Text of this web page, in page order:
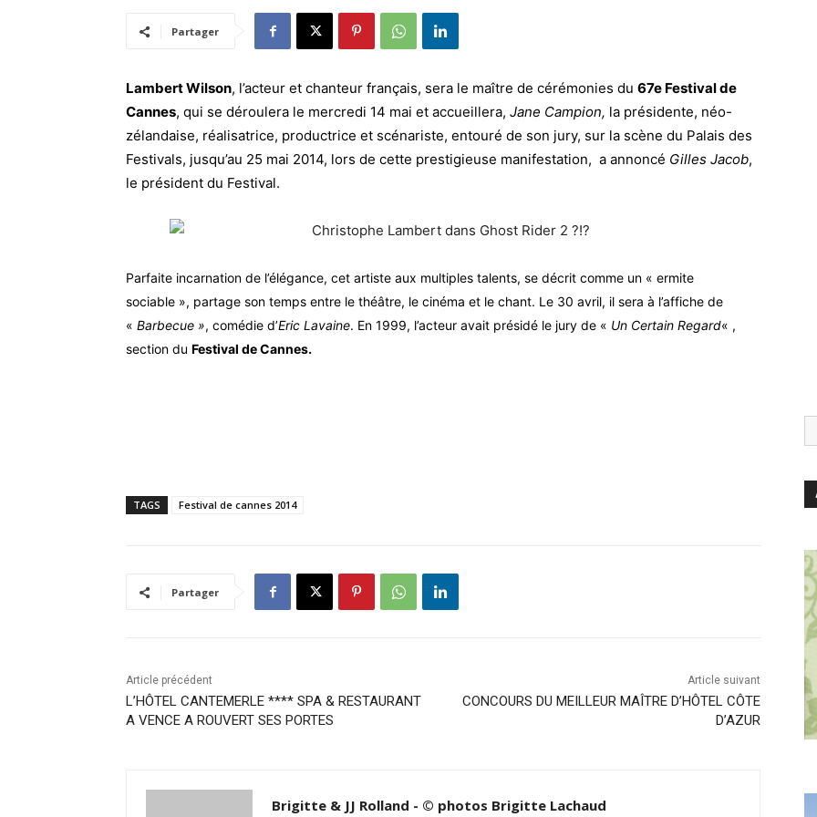
Partager
Lambert Wilson, l’acteur et chanteur français, sera le maître de cérémonies du 67e Festival de
Cannes, qui se déroulera le mercredi 14 mai et accueillera, Jane Campion, la présidente, néo-
zélandaise, réalisatrice, productrice et scénariste, entouré de son jury, sur la scène du Palais des
Festivals, jusqu’au 25 mai 2014, lors de cette prestigieuse manifestation, a annoncé Gilles Jacob,
le président du Festival.
Parfaite incarnation de l’élégance, cet artiste aux multiples talents, se décrit comme un « ermite
sociable », partage son temps entre le théâtre, le cinéma et le chant. Le 30 avril, il sera à l’affiche de
« Barbecue », comédie d’Eric Lavaine. En 1999, l’acteur avait présidé le jury de « Un Certain Regard« ,
section du Festival de Cannes.
TAGS Festival de cannes 2014
Partager
Article précédent
L’HÔTEL CANTEMERLE **** SPA & RESTAURANT
A VENCE A ROUVERT SES PORTES
Article suivant
CONCOURS DU MEILLEUR MAÎTRE D’HÔTEL CÔTE
D’AZUR
Brigitte & JJ Rolland - © photos Brigitte Lachaud